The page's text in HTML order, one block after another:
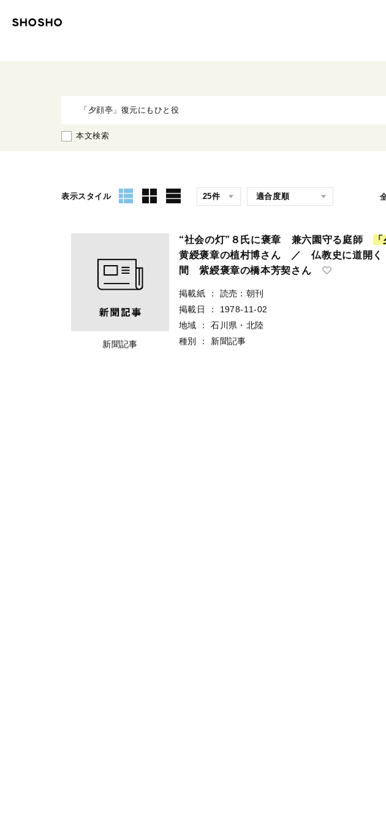
本文検索
表示スタイル
新聞記事
“社会の灯”８氏に褒章 兼六園守る庭師 「
黄綬褒章の植村博さん ／ 仏教史に道開
間 紫綬褒章の橋本芳契さん
掲載紙 ：
読売：朝刊
掲載日
：
1978-11-02
地域
：
石川県・北陸
種別
： 新聞記事